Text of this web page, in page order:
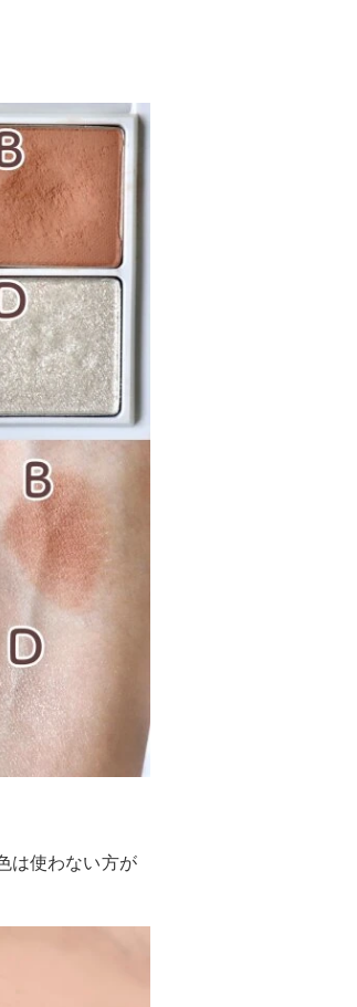
は使わない方が